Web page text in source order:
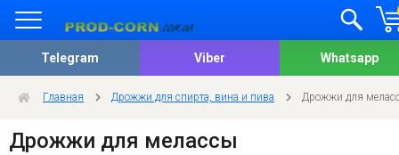
Telegram Viber Whatsapp
Главная Дрожжи для спирта, вина и пива Дрожжи для
Дрожжи для мелассы